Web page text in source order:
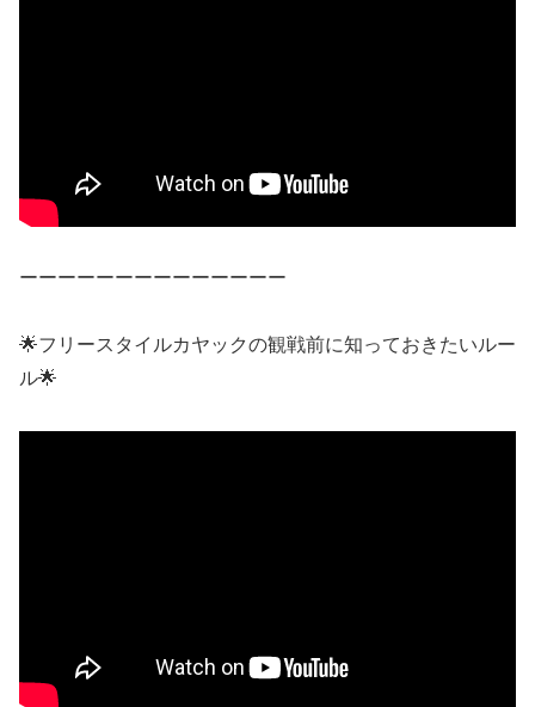
ーーーーーーーーーーーーーー
🌟フリースタイルカヤックの観戦前に知っておきたいルー
ル🌟